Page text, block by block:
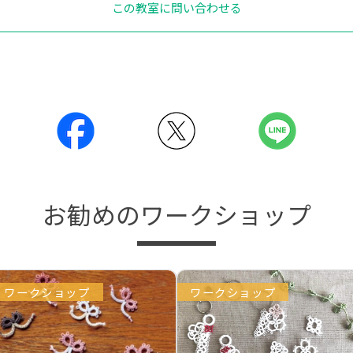
この教室に問い合わせる
お勧めのワークショップ
ワークショップ ワークショップ